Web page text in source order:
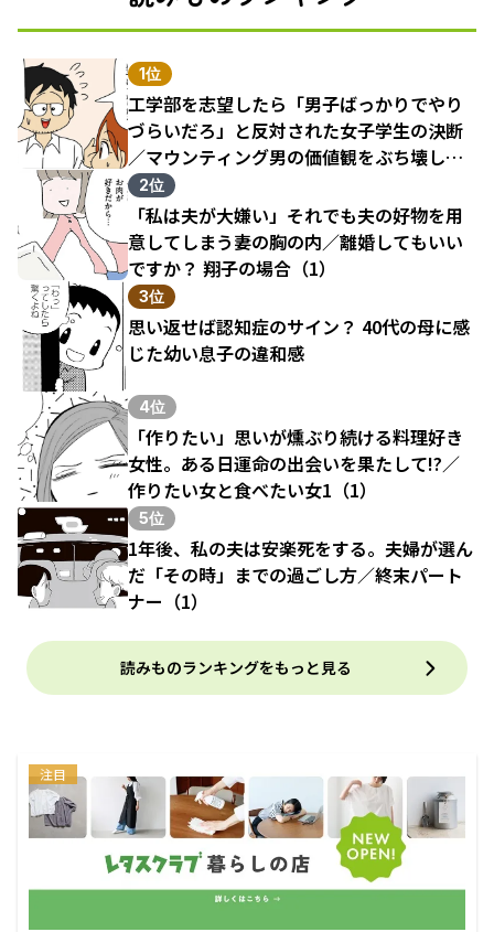
1位
工学部を志望したら「男子ばっかりでやり
づらいだろ」と反対された女子学生の決断
／マウンティング男の価値観をぶち壊した
結果（1）
2位
「私は夫が大嫌い」それでも夫の好物を用
意してしまう妻の胸の内／離婚してもいい
ですか？ 翔子の場合（1）
3位
思い返せば認知症のサイン？ 40代の母に感
じた幼い息子の違和感
4位
「作りたい」思いが燻ぶり続ける料理好き
女性。ある日運命の出会いを果たして!?／
作りたい女と食べたい女1（1）
5位
1年後、私の夫は安楽死をする。夫婦が選ん
だ「その時」までの過ごし方／終末パート
ナー（1）
読みものランキングをもっと見る
注目